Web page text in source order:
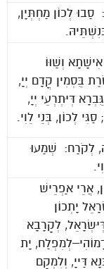
סַבוּ לְכוֹן מַחְתְּיָן,
אִישָׁתָא וְשַׁוּוֹ
בֻּסְמִין קֳדָם יְיָ,
דְּיִתְרְעֵי יְיָ,
לְכוֹן, בְּנֵי לֵוִי.
לְקֹרַח: שְׁמַעוּ
אֲרֵי אַפְרֵישׁ
יָתְכוֹן
לְקָרָבָא
יָת
דַּייָ, וְלִמְקָם